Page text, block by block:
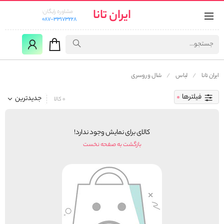
ایران تانا
مشاوره رایگان:
087-33173228
ایران تانا لباس شال و روسری
فیلترها جدیدترین 0 کالا
کالای برای نمایش وجود ندارد!
بازگشت به صفحه نخست